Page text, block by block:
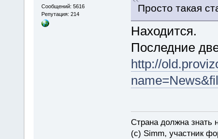
Сообщений: 5616
Репутация: 214
Просто такая
Находится.
Последние
http://
Страна должна знать
(c) Simm, участник